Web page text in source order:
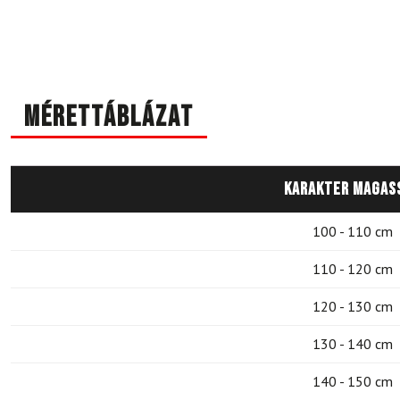
Mérettáblázat
Karakter
100 - 110 cm
110 - 120 cm
120 - 130 cm
130 - 140 cm
140 - 150 cm